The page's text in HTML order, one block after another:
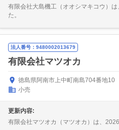
有限会社大島機工（オオシマキコウ）
た。
法人番号：9480002013679
有限会社マツオカ
徳島県阿南市上中町南島704番地10
小売
更新内容:
有限会社マツオカ（マツオカ）は、